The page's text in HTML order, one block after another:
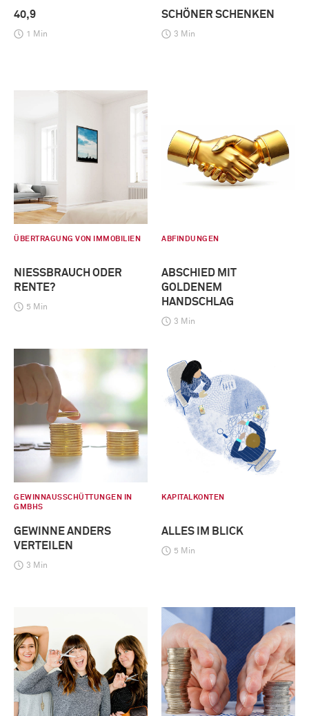
40,9
1 Min
SCHÖNER SCHENKEN
3 Min
ÜBERTRAGUNG VON IMMOBILIEN
NIESSBRAUCH ODER R
ENTE?
5 Min
ABFINDUNGEN
ABSCHIED MIT
GOLDENEM
HANDSCHLAG
3 Min
GEWINNAUSSCHÜTTUNGEN IN
GMBHS
GEWINNE ANDERS
VERTEILEN
3 Min
KAPITALKONTEN
ALLES IM BLICK
5 Min